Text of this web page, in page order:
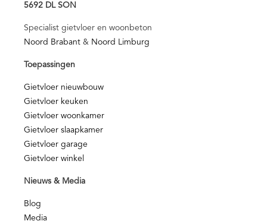
5692 DL SON
Specialist gietvloer en woonbeton
Noord Brabant & Noord Limburg
Toepassingen
Gietvloer nieuwbouw
Gietvloer keuken
Gietvloer woonkamer
Gietvloer slaapkamer
Gietvloer garage
Gietvloer winkel
Nieuws & Media
Blog
Media